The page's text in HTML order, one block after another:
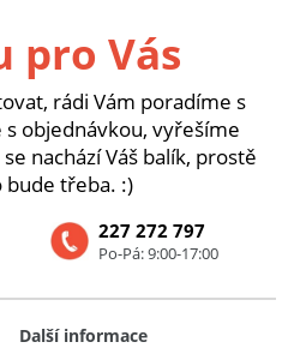
pro Vás
rádi Vám poradíme s
objednávkou, vyřešíme
nachází Váš balík, prostě
bude třeba. :)
227 272 797
Po-Pá: 9:00-17:00
Další informace